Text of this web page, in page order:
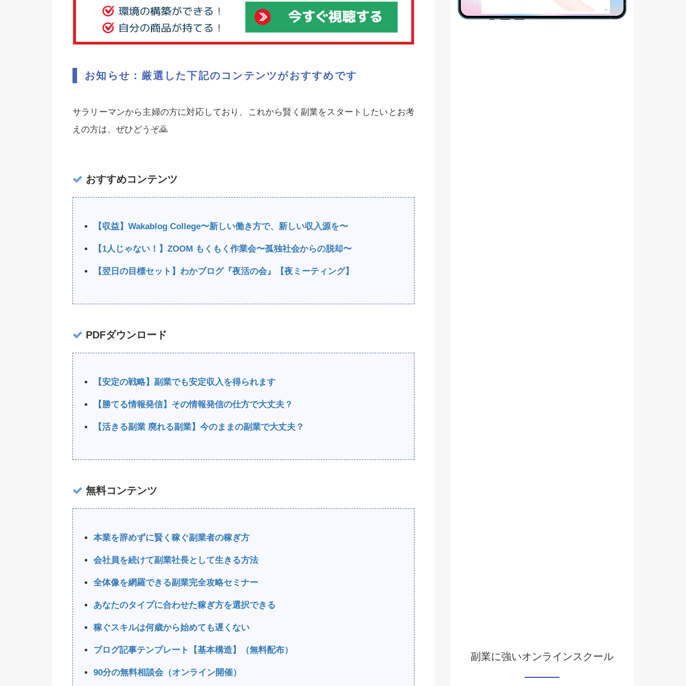
お知らせ：厳選した下記のコンテンツがおすすめです
サラリーマンから主婦の方に対応しており、これから賢く副業をスタートしたいとお考
えの方は、ぜひどうぞ🙇‍
おすすめコンテンツ
【収益】Wakablog College〜新しい働き方で、新しい収入源を〜
【1人じゃない！】ZOOM もくもく作業会〜孤独社会からの脱却〜
【翌日の目標セット】わかブログ『夜活の会』【夜ミーティング】
PDFダウンロード
【安定の戦略】副業でも安定収入を得られます
【勝てる情報発信】その情報発信の仕方で大丈夫？
【活きる副業 廃れる副業】今のままの副業で大丈夫？
無料コンテンツ
本業を辞めずに賢く稼ぐ副業者の稼ぎ方
会社員を続けて副業社長として生きる方法
全体像を網羅できる副業完全攻略セミナー
あなたのタイプに合わせた稼ぎ方を選択できる
稼ぐスキルは何歳から始めても遅くない
ブログ記事テンプレート【基本構造】（無料配布）
90分の無料相談会（オンライン開催）
副業に強いオンラインスクール